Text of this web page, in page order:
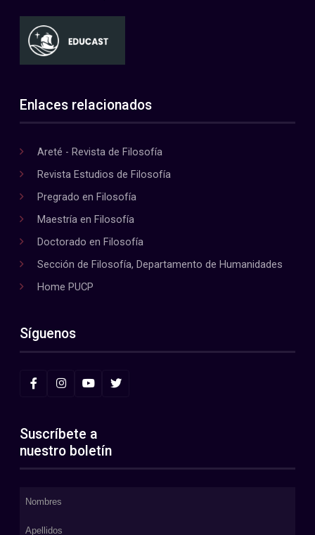
Enlaces relacionados
Areté - Revista de Filosofía
Revista Estudios de Filosofía
Pregrado en Filosofía
Maestría en Filosofía
Doctorado en Filosofía
Sección de Filosofía, Departamento de Humanidades
Home PUCP
Síguenos
Suscríbete a
nuestro boletín